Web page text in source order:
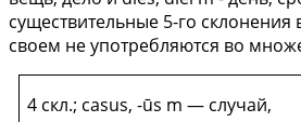
существительные 5-го
своем не употребляются во
4 скл.; casus, -ūs m — случай,